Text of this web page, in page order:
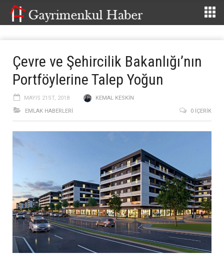
Çevre ve Şehircilik Bakanlığı’nın
Portföylerine Talep Yoğun
MAYIS 21ST, 2018
KEMAL KESKIN
EMLAK HABERLERI
0 İÇERIK